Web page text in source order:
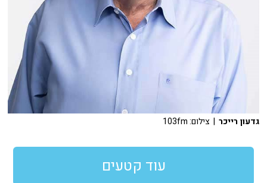
גדעון רייכר | צילום: 103fm
עוד קטעים